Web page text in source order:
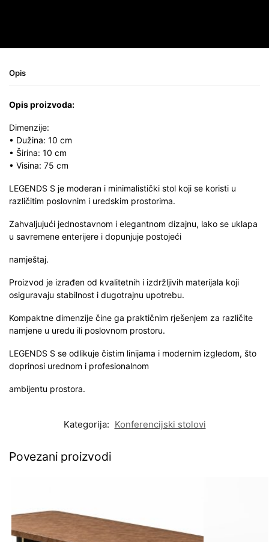
Opis
Opis proizvoda:
Dimenzije:
• Dužina: 10 cm
• Širina: 10 cm
• Visina: 75 cm
LEGENDS S je moderan i minimalistički stol koji se koristi u
različitim poslovnim i uredskim prostorima.
Zahvaljujući jednostavnom i elegantnom dizajnu, lako se uklapa
u savremene enterijere i dopunjuje postojeći
namještaj.
Proizvod je izrađen od kvalitetnih i izdržljivih materijala koji
osiguravaju stabilnost i dugotrajnu upotrebu.
Kompaktne dimenzije čine ga praktičnim rješenjem za različite
namjene u uredu ili poslovnom prostoru.
LEGENDS S se odlikuje čistim linijama i modernim izgledom, što
doprinosi urednom i profesionalnom
ambijentu prostora.
Kategorija: Konferencijski stolovi
Povezani proizvodi